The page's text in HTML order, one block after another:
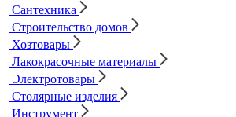
Сантехника
Строительство домов
Хозтовары
Лакокрасочные материалы
Электротовары
Столярные изделия
Инструмент